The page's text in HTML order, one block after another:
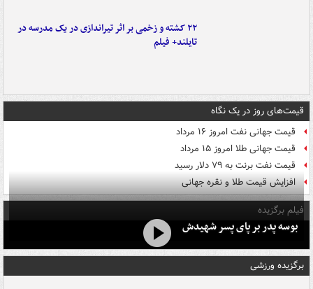
۲۲ کشته و زخمی بر اثر تیراندازی در یک مدرسه در
تایلند+ فیلم
قیمت‌های روز در یک نگاه
قیمت جهانی نفت امروز ۱۶ مرداد
قیمت جهانی طلا امروز ۱۵ مرداد
قیمت نفت برنت به ۷۹ دلار رسید
افزایش قیمت طلا و نقره جهانی
فیلم برگزیده
بوسه‌ پدر بر پای پسر شهیدش
برگزیده ورزشی